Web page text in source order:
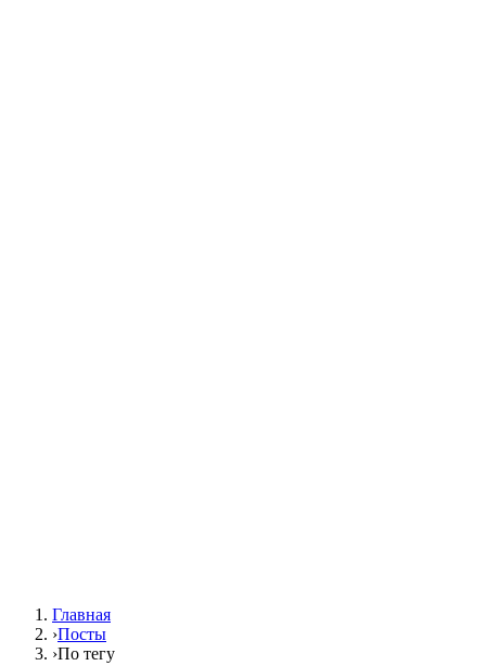
Главная
›Посты
›По тегу